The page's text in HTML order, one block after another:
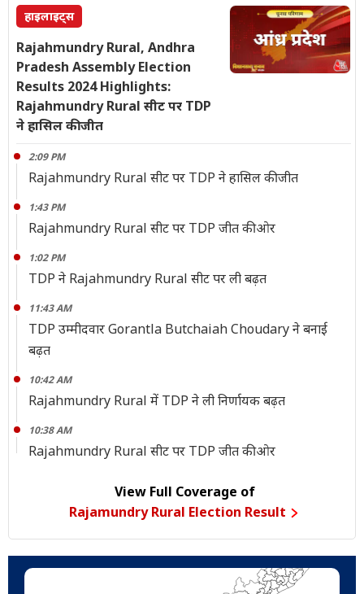
हाइलाइट्स
Rajahmundry Rural, Andhra
Pradesh Assembly Election
Results 2024 Highlights:
Rajahmundry Rural सीट पर TDP
ने हासिल की जीत
2:09 PM
Rajahmundry Rural सीट पर TDP ने हासिल की जीत
1:43 PM
Rajahmundry Rural सीट पर TDP जीत की ओर
1:02 PM
TDP ने Rajahmundry Rural सीट पर ली बढ़त
11:43 AM
TDP उम्मीदवार Gorantla Butchaiah Choudary ने बनाई
बढ़त
10:42 AM
Rajahmundry Rural में TDP ने ली निर्णायक बढ़त
10:38 AM
Rajahmundry Rural सीट पर TDP जीत की ओर
View Full Coverage of
Rajamundry Rural Election Result